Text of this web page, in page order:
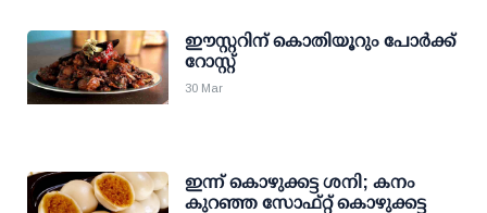
ഈസ്റ്ററിന് കൊതിയൂറും പോര്‍ക്ക്
റോസ്റ്റ്
30 Mar
ഇന്ന് കൊഴുക്കട്ട ശനി; കനം
കുറഞ്ഞ സോഫ്റ്റ് കൊഴുക്കട്ട